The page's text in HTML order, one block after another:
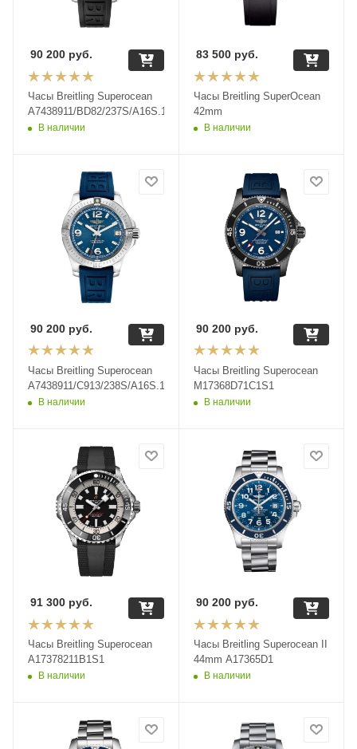
Часы Breitling Superocean
A7438911/BD82/237S/A16S.1
В наличии
90 200 руб.
Часы Breitling SuperOcean
42mm
В наличии
83 500руб.
Часы Breitling Superocean
A7438911/C913/238S/A16S.1
В наличии
90 200 руб.
Часы Breitling Superocean
M17368D71C1S1
В наличии
90 200руб.
Часы Breitling Superocean
A17378211B1S1
В наличии
91 300 руб.
Часы Breitling Superocean II
44mm A17365D1
В наличии
90 200руб.